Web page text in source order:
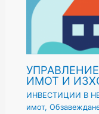
ИМОТ И
ИНВЕСТИЦИИ В
имот,